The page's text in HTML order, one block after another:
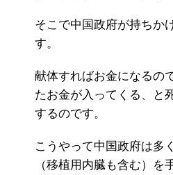
そこで中国政府が持ちか
す。
献体すればお金になるの
たお金が入ってくる、と
するのです。
こうやって中国政府は多
（移植用内臓も含む）を